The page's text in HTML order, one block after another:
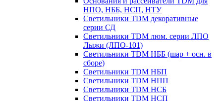
НПО, НББ, НСП, НТУ
Светильники TDM декоративные
серии СД
Светильники TDM люм. серии ЛПО
Лыжи (ЛПО-101)
Светильники TDM НББ (шар + осн. в
сборе)
Светильники TDM НБП
Светильники TDM НПП
Светильники TDM НСБ
Светильники TDM НСП